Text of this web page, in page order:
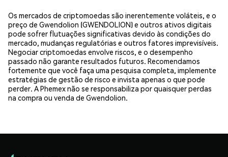
Os mercados de criptomoedas são inerentemente voláteis, e o
preço de Gwendolion (GWENDOLION) e outros ativos digitais
pode sofrer flutuações significativas devido às condições do
mercado, mudanças regulatórias e outros fatores imprevisíveis.
Negociar criptomoedas envolve riscos, e o desempenho
passado não garante resultados futuros. Recomendamos
fortemente que você faça uma pesquisa completa, implemente
estratégias de gestão de risco e invista apenas o que pode
perder. A Phemex não se responsabiliza por quaisquer perdas
na compra ou venda de Gwendolion.